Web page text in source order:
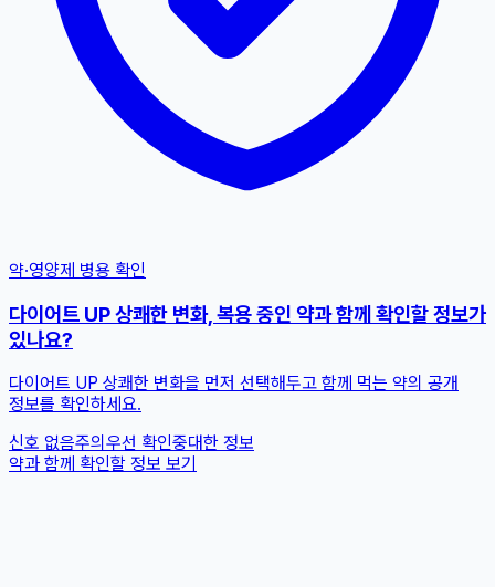
약·영양제 병용 확인
다이어트 UP 상쾌한 변화, 복용 중인 약과 함께 확인할 정보가
있나요?
다이어트 UP 상쾌한 변화을 먼저 선택해두고 함께 먹는 약의 공개
정보를 확인하세요.
신호 없음주의 우선 확인중대한 정보
약과 함께 확인할 정보 보기